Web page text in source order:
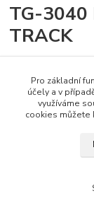
TG-3040
TRACK
Tato publikace
transportérů M75
armády a s
Pro základní
účely a v
využíváme
cookies můžete